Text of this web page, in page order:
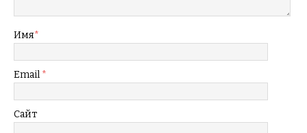
Имя*
Email *
Сайт